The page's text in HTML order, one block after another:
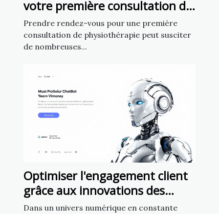
votre première consultation de
physiothérapie
Prendre rendez-vous pour une première
consultation de physiothérapie peut susciter
de nombreuses...
Optimiser l'engagement client
grâce aux innovations des
chatbots en marketing
Dans un univers numérique en constante